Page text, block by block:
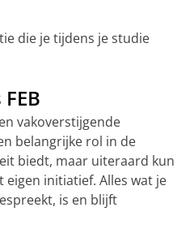
die je tijdens je studie
vakoverstijgende
belangrijke rol in de
biedt, maar uiteraard kun
initiatief. Alles wat je
is en blijft